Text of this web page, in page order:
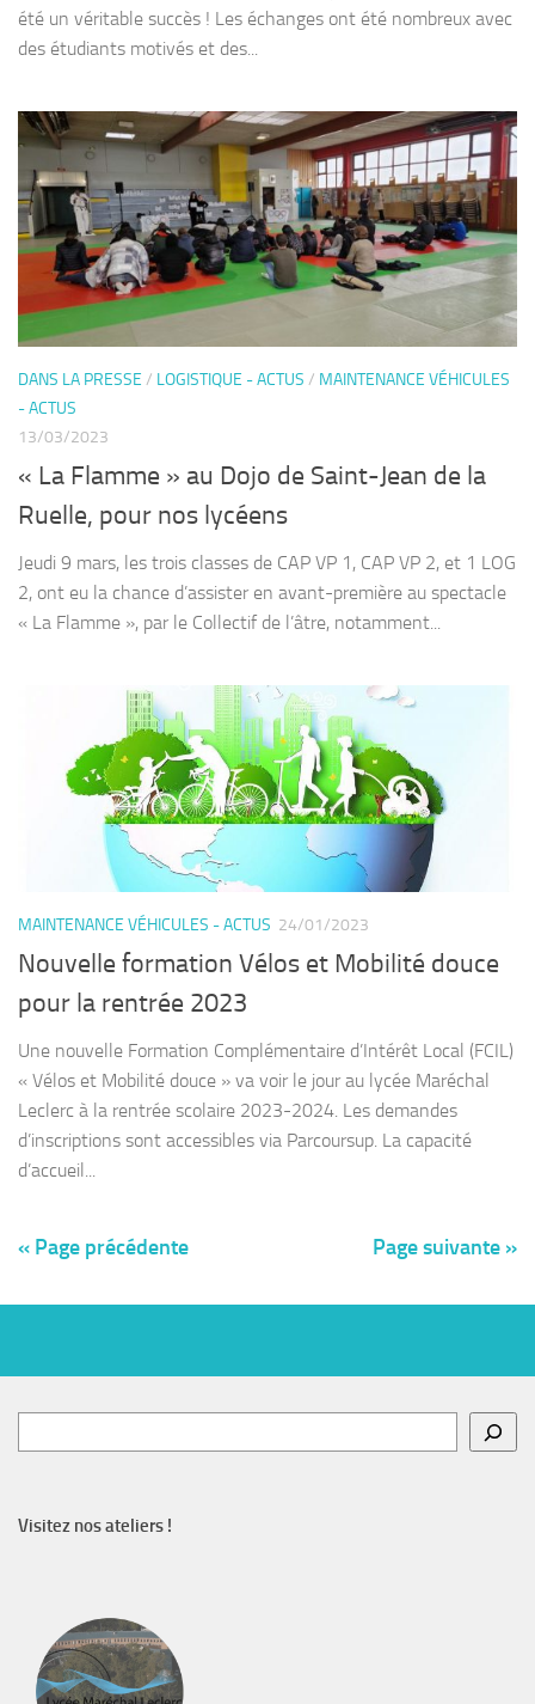
été un véritable succès ! Les échanges ont été nombreux avec
des étudiants motivés et des...
DANS LA PRESSE / LOGISTIQUE - ACTUS / MAINTENANCE VÉHICULES
- ACTUS
13/03/2023
« La Flamme » au Dojo de Saint-Jean de la
Ruelle, pour nos lycéens
Jeudi 9 mars, les trois classes de CAP VP 1, CAP VP 2, et 1 LOG
2, ont eu la chance d’assister en avant-première au spectacle
« La Flamme », par le Collectif de l’âtre, notamment...
MAINTENANCE VÉHICULES - ACTUS 24/01/2023
Nouvelle formation Vélos et Mobilité douce
pour la rentrée 2023
Une nouvelle Formation Complémentaire d’Intérêt Local (FCIL)
« Vélos et Mobilité douce » va voir le jour au lycée Maréchal
Leclerc à la rentrée scolaire 2023-2024. Les demandes
d’inscriptions sont accessibles via Parcoursup. La capacité
d’accueil...
« Page précédente Page suivante »
Visitez nos ateliers !